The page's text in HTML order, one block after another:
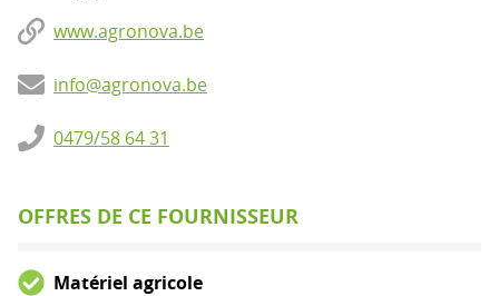
www.agronova.be
info@agronova.be
0479/58 64 31
OFFRES DE CE FOURNISSEUR
Matériel agricole